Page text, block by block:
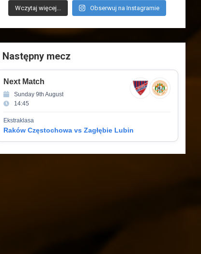
Wczytaj więcej... Obserwuj na Instagramie
Następny mecz
Next Match
Sunday 9th August
14:45
Ekstraklasa
Raków Częstochowa vs Zagłębie Lubin